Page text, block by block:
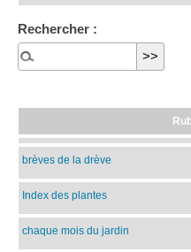
Rechercher :
brèves de la drève
Index des plantes
chaque mois du jardin